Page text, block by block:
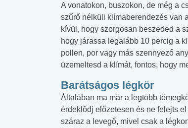
A vonatokon, buszokon, de még a
szűrő nélküli klímaberendezés van
kívül, hogy szorgosan beszeded a
hogy járassa legalább 10 percig a
pollen, por vagy más szennyező
üzemeltesd a klímát, fontos, hogy
Barátságos légkör
Általában ma már a legtöbb
érdeklődj előzetesen és ne felejts
száraz a levegő, mivel csak a